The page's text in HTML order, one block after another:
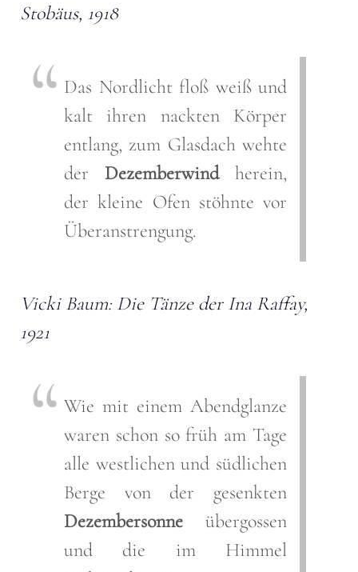
Stobäus, 1918
Das Nordlicht floß weiß und
kalt ihren nackten Körper
entlang, zum Glasdach wehte
der Dezemberwindherein,
der kleine Ofen stöhnte vor
Überanstrengung.
Vicki Baum: Die Tänze der Ina Raffay,
1921
Wie mit einem Abendglanze
waren schon so früh am Tage
alle westlichen und südlichen
Berge von der gesenkten
Dezembersonne übergossen
und die im Himmel